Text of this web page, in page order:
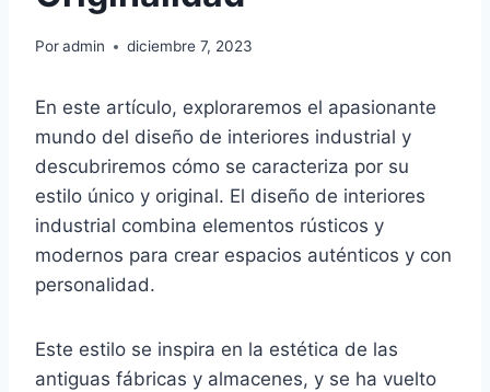
Poradmin diciembre 7, 2023
En este artículo, exploraremos el apasionante
mundo del diseño de interiores industrial y
descubriremos cómo se caracteriza por su
estilo único y original. El diseño de interiores
industrial combina elementos rústicos y
modernos para crear espacios auténticos y con
personalidad.
Este estilo se inspira en la estética de las
antiguas fábricas y almacenes, y se ha vuelto